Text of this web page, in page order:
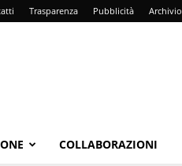
Trasparenza Pubblicità Archivio
COLLABORAZIONI